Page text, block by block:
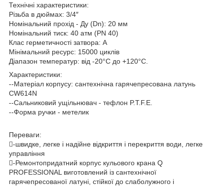
Технічні характеристики:
Різьба в дюймах: 3/4″
Номінальний прохід - Ду (Dn): 20 мм
Номінальний тиск: 40 атм (PN 40)
Клас герметичності затвора: А
Мінімальний ресурс: 15000 циклів
Діапазон температур: від -20°С до +120°С.
Характеристики:
--Матеріал корпусу: сантехнічна гарячепресована латунь
CW614N
--Сальниковий ущільнювач - тефлон P.T.F.E.
--Форма ручки - метелик
Переваги:
-швидке, легке і надійне відкриття і перекриття води, легке
управління
-Ремонтопридатний корпус кульового крана Q
PROFESSIONAL виготовлений із сантехнічної
гарячепресованої латуні, стійкої до слаболужного і